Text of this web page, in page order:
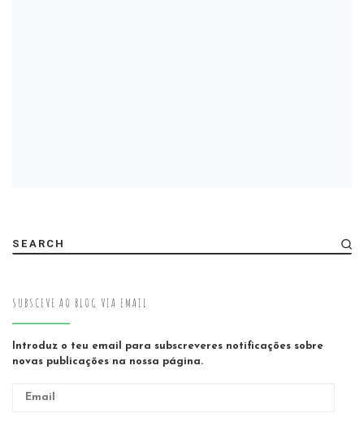
SEARCH
SUBSCEVE AO BLOG VIA EMAIL
Introduz o teu email para subscreveres notificações sobre
novas publicações na nossa página.